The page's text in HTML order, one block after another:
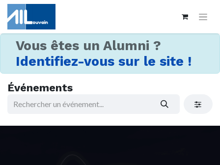
Vous êtes un Alumni ?
Identifiez-vous sur le site !
Événements